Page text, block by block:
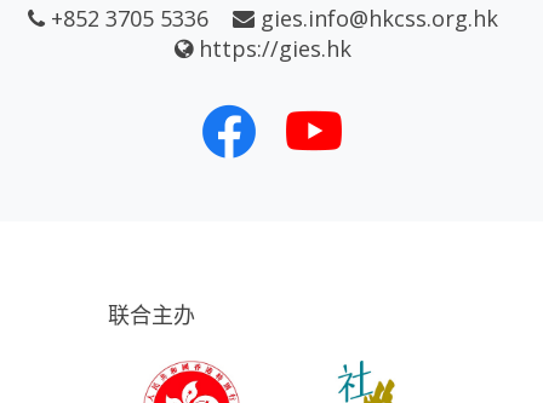
+852 3705 5336
gies.info@hkcss.org.hk
https://gies.hk
联合主办